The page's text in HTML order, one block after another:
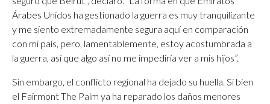
Árabes Unidos ha gestionado la guerra es muy tranquilizante
y me siento extremadamente segura aquí en comparación
con mi país, pero, lamentablemente, estoy acostumbrada a
la guerra, así que algo así no me impediría ver a mis hijos”.
Sin embargo, el conflicto regional ha dejado su huella. Si bien
el Fairmont The Palm ya ha reparado los daños menores